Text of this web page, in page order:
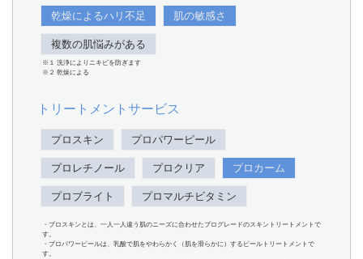
乾燥によるハリ不足 肌の敏感さ
複数の肌悩みがある
※１ 洗浄によりニキビを防ぎます
※２ 乾燥による
トリートメントサービス
プロスキン プロパワーピール
プロレチノール プロクリア プロカーム
プロブライト プロマルチビタミン
・プロスキンとは、一人一人違う肌のニーズに合わせたプログレードのスキントリートメントで
す。
・プロパワーピールは、乳酸で肌をやわらかく（肌を滑らかに）するピールトリートメントで
す。